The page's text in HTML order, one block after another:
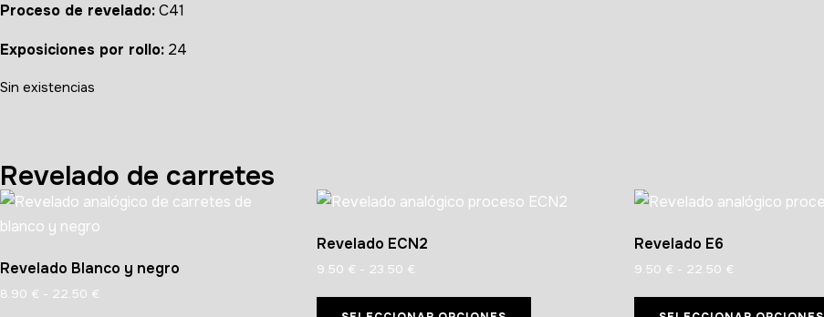
Proceso de revelado:C41
Exposiciones por rollo: 24
Sin existencias
Revelado de carretes
Revelado Blanco y negro
8.90 € - 22.50 €
Revelado ECN2
9.50 € - 23.50 €
Revelado E6
9.50 € - 22.50 €